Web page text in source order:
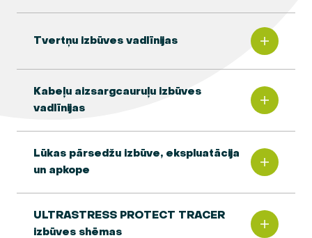
Tvertņu izbūves vadlīnijas
Kabeļu aizsargcauruļu izbūves
vadlīnijas
Lūkas pārsedžu izbūve, ekspluatācija
un apkope
ULTRASTRESS PROTECT TRACER
izbūves shēmas